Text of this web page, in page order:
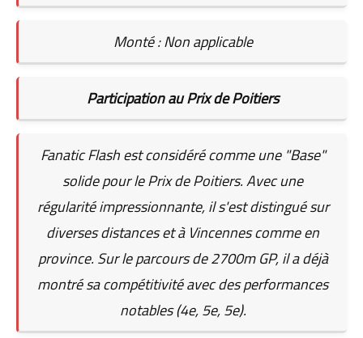
Monté : Non applicable
Participation au Prix de Poitiers
Fanatic Flash est considéré comme une "Base"
solide pour le Prix de Poitiers. Avec une
régularité impressionnante, il s'est distingué sur
diverses distances et à Vincennes comme en
province. Sur le parcours de 2700m GP, il a déjà
montré sa compétitivité avec des performances
notables (4e, 5e, 5e).